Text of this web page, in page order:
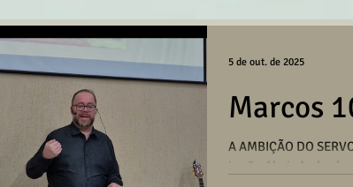
Marcos
A AMBIÇÃO DO
irmão Almir Andrade
5 de out. de 2025